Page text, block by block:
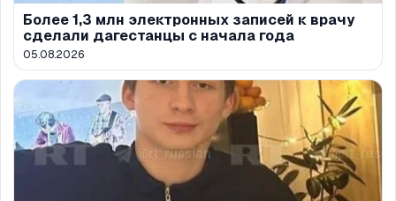
Более 1,3 млн электронных записей к врачу
сделали дагестанцы с начала года
05.08.2026